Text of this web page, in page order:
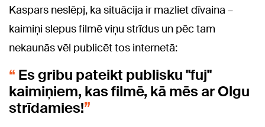
Kaspars neslēpj, ka situācija ir mazliet dīvaina –
kaimiņi slepus filmē viņu strīdus un pēc tam
nekaunās vēl publicēt tos internetā:
Es gribu pateikt publisku "fuj"
kaimiņiem, kas filmē, kā mēs ar Olgu
strīdamies!